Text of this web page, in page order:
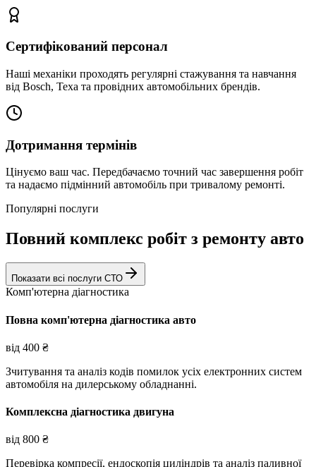
Сертифікований персонал
Наші механіки проходять регулярні стажування та навчання
від Bosch, Texa та провідних автомобільних брендів.
Дотримання термінів
Цінуємо ваш час. Передбачаємо точний час завершення робіт
та надаємо підмінний автомобіль при тривалому ремонті.
Популярні послуги
Повний комплекс робіт з ремонту авто
Показати всі послуги СТО
Комп'ютерна діагностика
Повна комп'ютерна діагностика авто
від 400 ₴
Зчитування та аналіз кодів помилок усіх електронних систем
автомобіля на дилерському обладнанні.
Комплексна діагностика двигуна
від 800 ₴
Перевірка компресії, ендоскопія циліндрів та аналіз паливної